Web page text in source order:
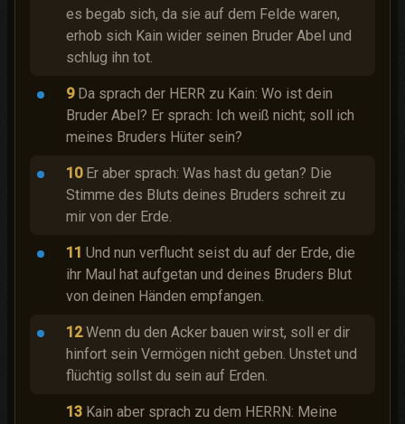
es begab sich, da sie auf dem Felde waren,
erhob sich Kain wider seinen Bruder Abel und
schlug ihn tot.
9 Da sprach der HERR zu Kain: Wo ist dein
Bruder Abel? Er sprach: Ich weiß nicht; soll ich
meines Bruders Hüter sein?
10 Er aber sprach: Was hast du getan? Die
Stimme des Bluts deines Bruders schreit zu
mir von der Erde.
11 Und nun verflucht seist du auf der Erde, die
ihr Maul hat aufgetan und deines Bruders Blut
von deinen Händen empfangen.
12 Wenn du den Acker bauen wirst, soll er dir
hinfort sein Vermögen nicht geben. Unstet und
flüchtig sollst du sein auf Erden.
13 Kain aber sprach zu dem HERRN: Meine